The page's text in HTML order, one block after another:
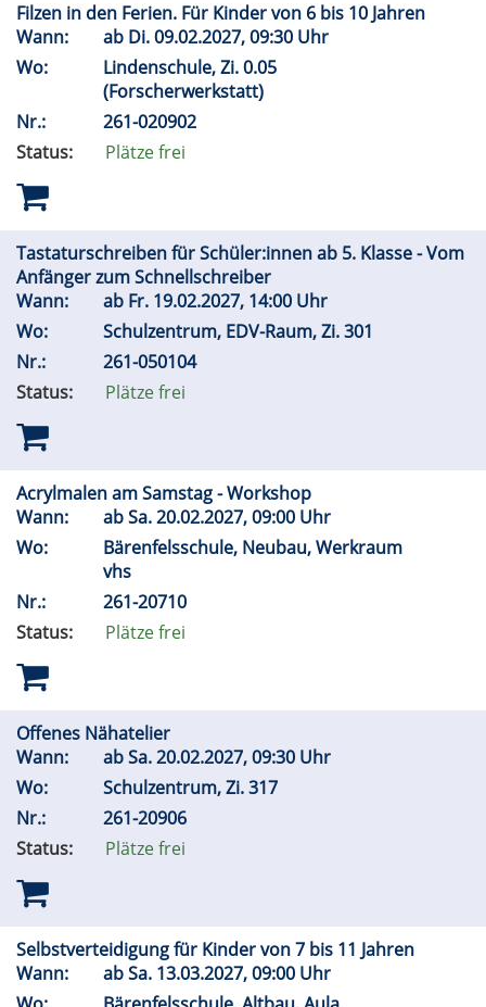
Filzen in den Ferien. Für Kinder von 6 bis 10 Jahren
Wann:
ab Di.09.02.2027, 09:30 Uhr
Wo:
Lindenschule, Zi. 0.05
(Forscherwerkstatt)
Nr.:
261-020902
Status:
Plätze frei
Tastaturschreiben für Schüler:innen ab 5. Klasse - Vom
Anfänger zum Schnellschreiber
Wann:
ab Fr. 19.02.2027, 14:00 Uhr
Wo:
Schulzentrum, EDV-Raum, Zi. 301
Nr.:
261-050104
Status:
Plätze frei
Acrylmalen am Samstag - Workshop
Wann:
abSa.20.02.2027, 09:00 Uhr
Wo:
Bärenfelsschule, Neubau, Werkraum
vhs
Nr.:
261-20710
Status:
Plätze frei
Offenes Nähatelier
Wann:
abSa.20.02.2027, 09:30 Uhr
Wo:
Schulzentrum, Zi. 317
Nr.:
261-20906
Status:
Plätze frei
Selbstverteidigung für Kinder von 7 bis 11 Jahren
Wann:
abSa. 13.03.2027, 09:00 Uhr